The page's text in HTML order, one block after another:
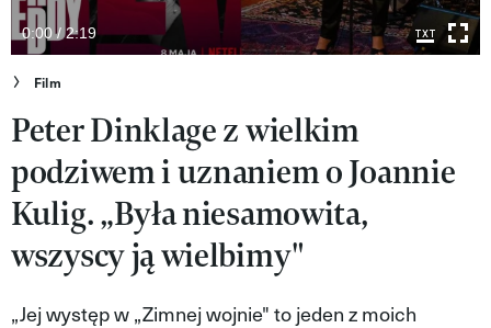
Kultura
Wideo
Nasze akcje
VIVA!ART
VIVA!MODA
VIVA!LIFESTYLE
VIVA!MAN
0:00 / 2:19
Film
Peter Dinklage z wielkim
podziwem i uznaniem o Joannie
Kulig. „Była niesamowita,
wszyscy ją wielbimy"
„Jej występ w „Zimnej wojnie" to jeden z moich